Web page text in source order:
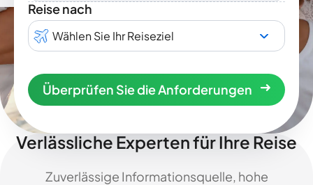
Reise nach
Wählen Sie Ihr Reiseziel
Überprüfen Sie die Anforderungen
Verlässliche Experten für Ihre Reise
Zuverlässige Informationsquelle, hohe